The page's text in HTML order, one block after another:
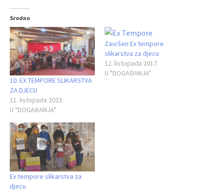
Srodno
10. EX TEMPORE SLIKARSTVA
ZA DJECU
11. listopada 2023.
U "DOGAĐANJA"
Završen Ex tempore
slikarstva za djecu
12. listopada 2017.
U "DOGAĐANJA"
Ex tempore slikarstva za
djecu